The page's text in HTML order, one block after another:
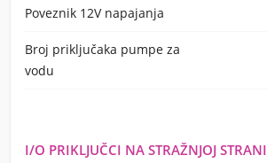
Poveznik 12V napajanja
Broj priključaka pumpe za
vodu
I/O PRIKLJUČCI NA STRAŽNJOJ STRANI